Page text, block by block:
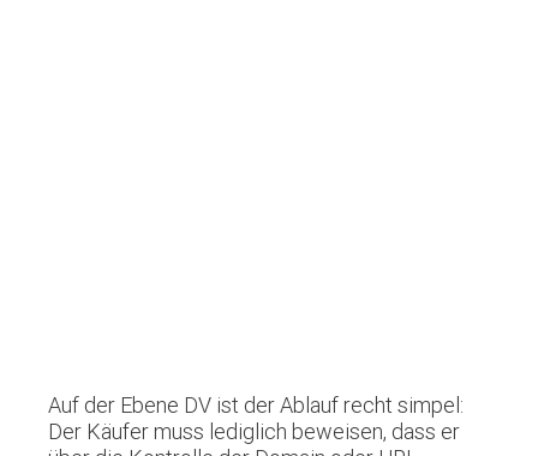
Auf der Ebene DV ist der Ablauf recht simpel:
Der Käufer muss lediglich beweisen, dass er